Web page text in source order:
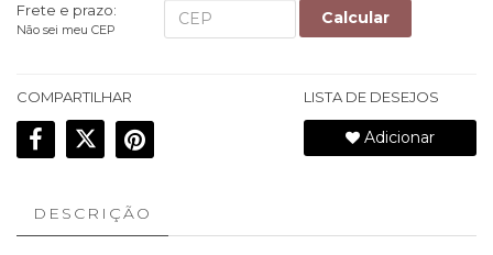
Frete e prazo:
Não sei meu CEP
Calcular
COMPARTILHAR LISTA DE DESEJOS
Adicionar
DESCRIÇÃO